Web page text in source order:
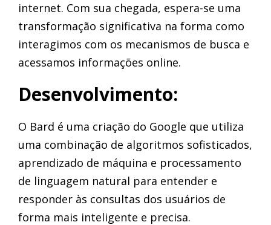
internet. Com sua chegada, espera-se uma
transformação significativa na forma como
interagimos com os mecanismos de busca e
acessamos informações online.
Desenvolvimento:
O Bard é uma criação do Google que utiliza
uma combinação de algoritmos sofisticados,
aprendizado de máquina e processamento
de linguagem natural para entender e
responder às consultas dos usuários de
forma mais inteligente e precisa.